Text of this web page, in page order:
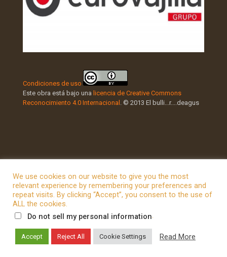
Condiciones de uso
Este obra está bajo una licencia de Creative Commons
Reconocimiento 4.0 Internacional
. © 2013 El bulli...r....deagus
© 2026 Betheme by Muffin group
We use cookies on our website to give you the most
relevant experience by remembering your preferences and
repeat visits. By clicking “Accept”, you consent to the use of
ALL the cookies.
Do not sell my personal information.
Accept Reject All Cookie Settings Read More